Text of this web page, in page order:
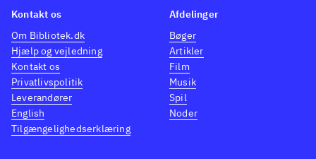
Kontakt os
Om Bibliotek.dk
Hjælp og vejledning
Kontakt os
Privatlivspolitik
Leverandører
English
Tilgængelighedserklæring
Afdelinger
Bøger
Artikler
Film
Musik
Spil
Noder